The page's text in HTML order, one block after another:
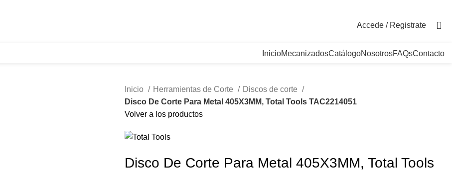
Accede / Registrate 0
InicioMecanizadosCatálogoNosotrosFAQsContacto
Inicio Herramientas de Corte
Discos de corte
Disco De Corte Para Metal 405X3MM, Total Tools TAC2214051
Volver a los productos
Disco De Corte Para Metal 405X3MM, Total Tools